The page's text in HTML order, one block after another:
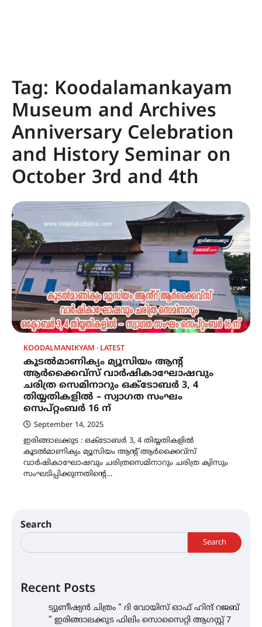
Tag: Koodalamankayam
Museum and Archives
Anniversary Celebration
and History Seminar on
October 3rd and 4th
KOODALMANIKYAM LATEST
കൂടൽമാണിക്യം മ്യൂസിയം ആൻ്റ്
ആർക്കൈവ്സ് വാർഷികാഘോഷവും
ചരിത്ര സെമിനാറും ഒക്ടോബർ 3, 4
തിയ്യതികളിൽ – സ്വാഗത സംഘം
സെപ്റ്റംബർ 16 ന്
September 14, 2025
ഇരിങ്ങാലക്കുട : ഒക്ടോബർ 3, 4 തിയ്യതികളിൽ
കൂടൽമാണിക്യം മ്യൂസിയം ആൻ്റ് ആർക്കൈവ്സ്
വാർഷികാഘോഷവും ചരിത്രസെമിനാറും ചരിത്ര ക്വിസും
സംഘടിപ്പിക്കുന്നതിന്റെ…
Search
Search
Recent Posts
ട്യുണീഷ്യൻ ചിത്രം ” ദി വോയിസ് ഓഫ് ഹിന്ദ് റജബ്
” ഇരിങ്ങാലക്കുട ഫിലിം സൊസൈറ്റി ആഗസ്റ്റ് 7